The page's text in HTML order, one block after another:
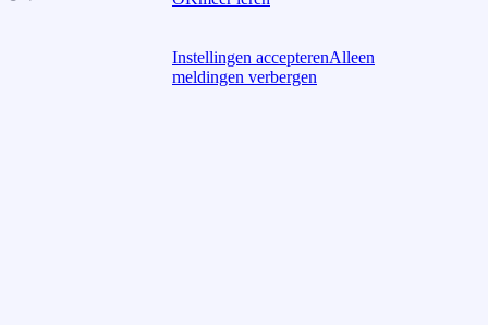
Instellingen accepterenAlleen
meldingen verbergen